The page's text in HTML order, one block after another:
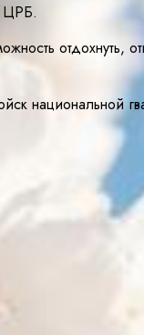
ЦРБ.
отдохнуть,
национальной